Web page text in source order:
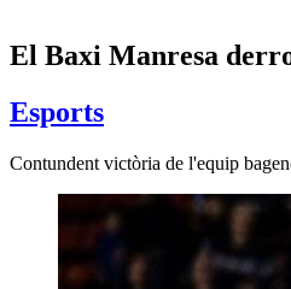
El Baxi Manresa
Esports
Contundent victòria de l'equip